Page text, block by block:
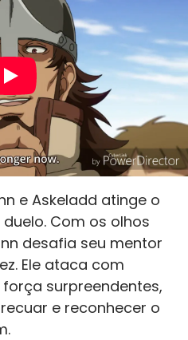
e Askeladd atinge o
Com os olhos
desafia seu mentor
Ele ataca com
surpreendentes,
e reconhecer o